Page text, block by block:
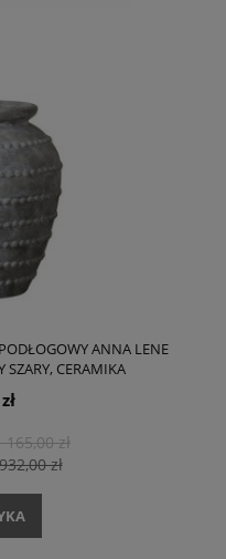
ANNA LENE
SZARY, CERAMIKA
165,00 zł
zł